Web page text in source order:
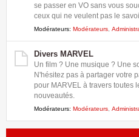
se passer en VO sans vous
ceux qui ne veulent pas le
Modérateurs: Modérateurs
Divers MARVEL
Un film ? Une musique ? Une
N'hésitez pas à partager votre
pour MARVEL à travers toutes
nouveautés.
Modérateurs: Modérateurs